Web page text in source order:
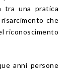
tra una pratica
che
riconoscimento
anni persone